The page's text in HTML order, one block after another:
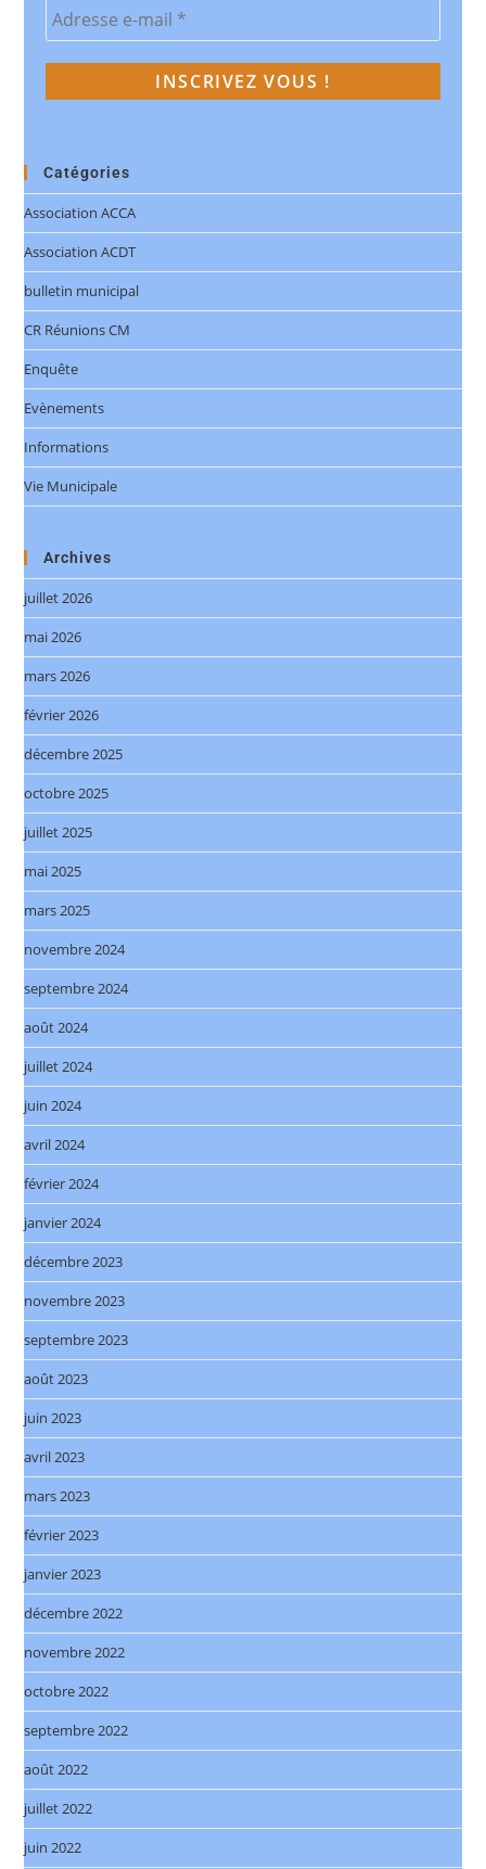
Catégories
Association ACCA
Association ACDT
bulletin municipal
CR Réunions CM
Enquête
Evènements
Informations
Vie Municipale
Archives
juillet 2026
mai 2026
mars 2026
février 2026
décembre 2025
octobre 2025
juillet 2025
mai 2025
mars 2025
novembre 2024
septembre 2024
août 2024
juillet 2024
juin 2024
avril 2024
février 2024
janvier 2024
décembre 2023
novembre 2023
septembre 2023
août 2023
juin 2023
avril 2023
mars 2023
février 2023
janvier 2023
décembre 2022
novembre 2022
octobre 2022
septembre 2022
août 2022
juillet 2022
juin 2022